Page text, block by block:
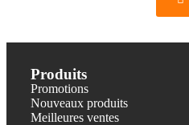
Produits
Promotions
Nouveaux produits
Meilleures ventes